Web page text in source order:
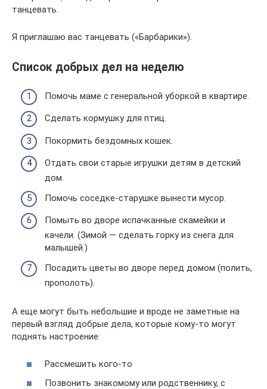
танцевать.
Я приглашаю вас танцевать («Барбарики»).
Список добрых дел на неделю
Помочь маме с генеральной уборкой в квартире.
Сделать кормушку для птиц.
Покормить бездомных кошек.
Отдать свои старые игрушки детям в детский
дом.
Помочь соседке-старушке вынести мусор.
Помыть во дворе испачканные скамейки и
качели. (Зимой — сделать горку из снега для
малышей.)
Посадить цветы во дворе перед домом (полить,
прополоть).
А еще могут быть небольшие и вроде не заметные на
первый взгляд добрые дела, которые кому-то могут
поднять настроение:
Рассмешить кого-то
Позвонить знакомому или родственнику, с